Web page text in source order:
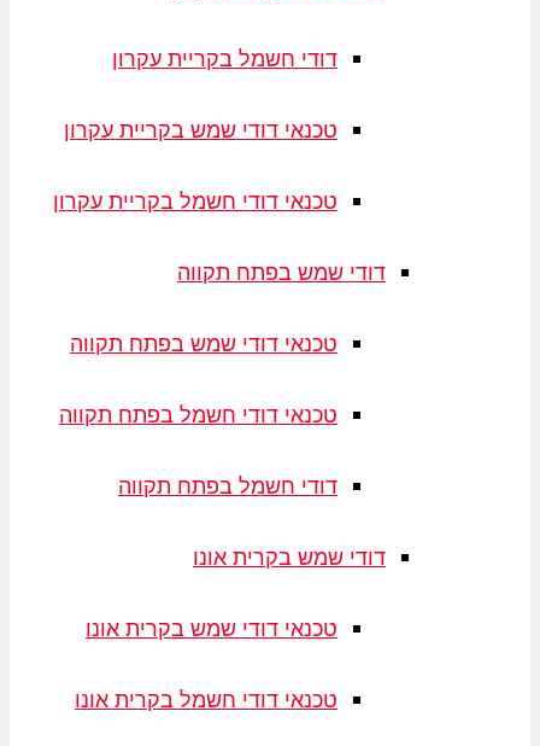
דודי חשמל בקריית עקרון
טכנאי דודי שמש בקריית עקרון
טכנאי דודי חשמל בקריית עקרון
דודי שמש בפתח תקווה
טכנאי דודי שמש בפתח תקווה
טכנאי דודי חשמל בפתח תקווה
דודי חשמל בפתח תקווה
דודי שמש בקרית אונו
טכנאי דודי שמש בקרית אונו
טכנאי דודי חשמל בקרית אונו